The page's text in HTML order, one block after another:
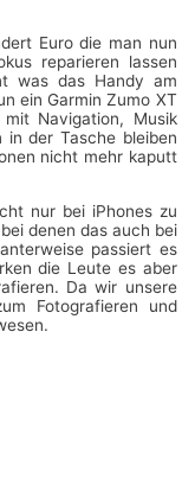
Euro die man nun
reparieren lassen
was das Handy am
ein Garmin Zumo XT
Navigation, Musik
in der Tasche bleiben
nicht mehr kaputt
nur bei iPhones zu
denen das auch bei
passiert es
die Leute es aber
Da wir unsere
Fotografieren und